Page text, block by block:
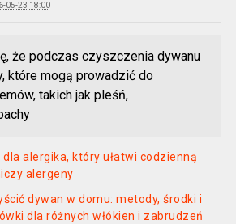
05-23 18:00
że podczas czyszczenia dywanu
które mogą prowadzić do
takich jak pleśń,
alergika, który ułatwi codzienną
alergeny
dywan w domu: metody, środki i
dla różnych włókien i zabrudzeń